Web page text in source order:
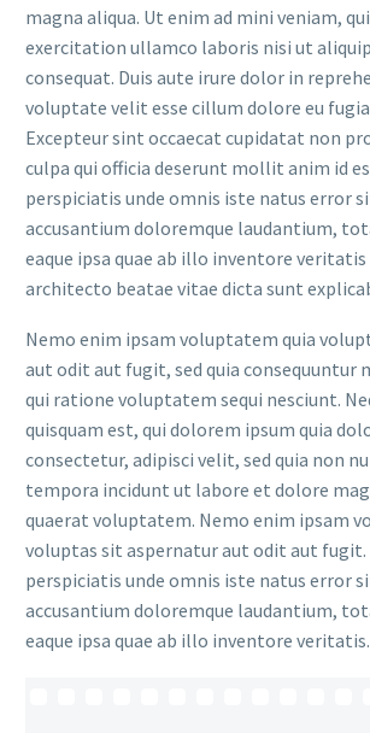
magna aliqua. Ut enim ad mini veniam,
exercitation ullamco laboris nisi ut
consequat. Duis aute irure dolor in
voluptate velit esse cillum dolore eu
Excepteur sint occaecat cupidatat non
culpa qui officia deserunt mollit anim id
perspiciatis unde omnis iste natus error
accusantium doloremque laudantium,
eaque ipsa quae ab illo inventore veritatis
architecto beatae vitae dicta sunt
Nemo enim ipsam voluptatem quia
aut odit aut fugit, sed quia consequuntur
qui ratione voluptatem sequi nesciunt.
quisquam est, qui dolorem ipsum quia
consectetur, adipisci velit, sed quia non
tempora incidunt ut labore et dolore
quaerat voluptatem. Nemo enim ipsam
voluptas sit aspernatur aut odit aut fugit.
perspiciatis unde omnis iste natus error
accusantium doloremque laudantium,
eaque ipsa quae ab illo inventore veritatis.